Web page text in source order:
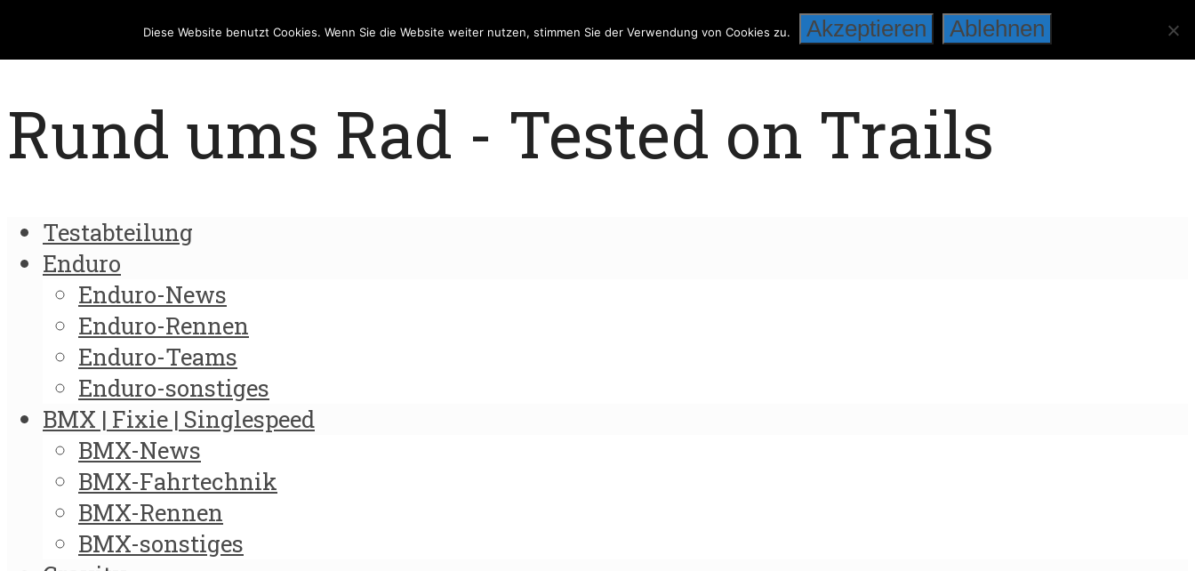
Rund ums Rad - Tested on Trails
Testabteilung
Enduro
Enduro-News
Enduro-Rennen
Enduro-Teams
Enduro-sonstiges
BMX | Fixie | Singlespeed
BMX-News
BMX-Fahrtechnik
BMX-Rennen
BMX-sonstiges
Diese Website benutzt Cookies. Wenn Sie die Website weiter nutzen, stimmen Sie der Verwendung von Cookies zu. Akzeptieren Ablehnen